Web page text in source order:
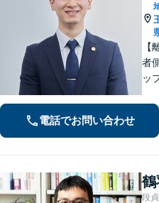
者
ッ
専
サ
電話でお問い合わせ
段